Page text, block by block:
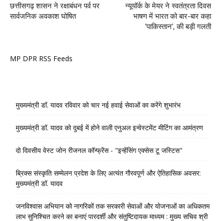
छत्तीसगढ़ शासन ने रक्षाबंधन पर्व पर
सार्वजनिक अवकाश घोषित
न्यूयॉर्क के मेयर ने स्वतंत्रता दिवस
भाषण में भारत को बार-बार कहा
‘पाकिस्तान’, की बड़ी गलती
MP DPR RSS Feeds
मुख्यमंत्री डॉ. यादव रविवार को चार नई हवाई सेवाओं का करेंगे शुभारंभ
मुख्यमंत्री डॉ. यादव को दुबई में होने वाली एनुअल इन्वेस्टमेंट मीटिंग का आमंत्रण
दो दिवसीय वेस्ट जोन रीजनल कॉन्फ्रेंस - "इन्हेंसिंग एक्सेस टू जस्टिस"
ब्रिक्स संस्कृति सम्मेलन प्रदेश के लिए अत्यंत गौरवपूर्ण और ऐतिहासिक अवसर:
मुख्यमंत्री डॉ. यादव
जनविश्वास अभियान को नागरिकों तक सरकारी सेवाओं और योजनाओं का अधिकतम
लाभ सुनिश्चित करने का बनाएं पारदर्शी और संतुष्टिदायक माध्यम : मुख्य सचिव श्री